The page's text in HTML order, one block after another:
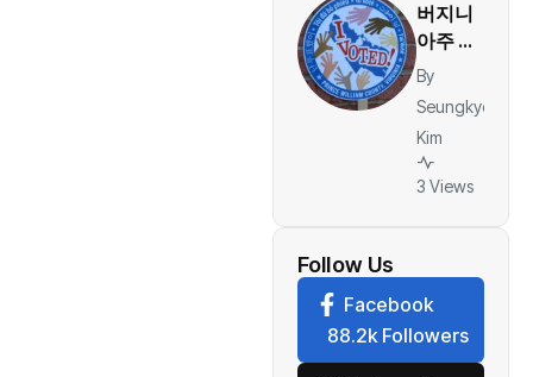
후보 확
정
버지니
아주 예
비선거
마무리…
11월 중
간선거
승부처
By
Seungkyo
Kim
3 Views
Follow Us
Facebook
88.2k Followers